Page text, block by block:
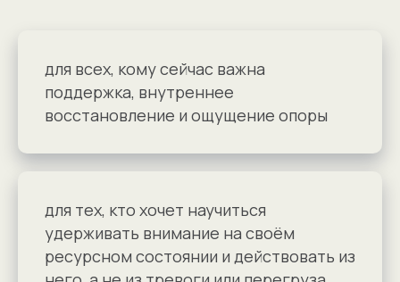
для всех, кому сейчас важна
поддержка, внутреннее
восстановление и ощущение опоры
для тех, кто хочет научиться
удерживать внимание на своём
ресурсном состоянии и действовать из